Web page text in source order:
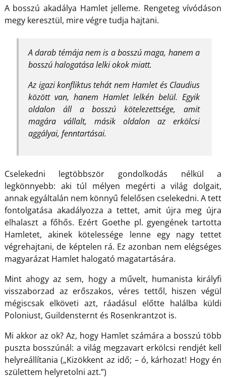
A bosszú akadálya Hamlet jelleme. Rengeteg vívódáson
megy keresztül, mire végre tudja hajtani.
A darab témája nem is a bosszú maga, hanem a
bosszú halogatása lelki okok miatt.
Az igazi konfliktus tehát nem Hamlet és Claudius
között van, hanem Hamlet lelkén belül. Egyik
oldalon áll a bosszú kötelezettsége, amit
magára vállalt, másik oldalon az erkölcsi
aggályai, fenntartásai.
Cselekedni legtöbbször gondolkodás nélkül a
legkönnyebb: aki túl mélyen megérti a világ dolgait,
annak egyáltalán nem könnyű felelősen cselekedni. A tett
fontolgatása akadályozza a tettet, amit újra meg újra
elhalaszt a főhős. Ezért Goethe pl. gyengének tartotta
Hamletet, akinek kötelessége lenne egy nagy tettet
végrehajtani, de képtelen rá. Ez azonban nem elégséges
magyarázat Hamlet halogató magatartására.
Mint ahogy az sem, hogy a művelt, humanista királyfi
visszaborzad az erőszakos, véres tettől, hiszen végül
mégiscsak elköveti azt, ráadásul előtte halálba küldi
Poloniust, Guildensternt és Rosenkrantzot is.
Mi akkor az ok? Az, hogy Hamlet számára a bosszú több
puszta bosszúnál: a világ megzavart erkölcsi rendjét kell
helyreállítania („Kizökkent az idő; – ó, kárhozat! Hogy én
születtem helyretolni azt.”)